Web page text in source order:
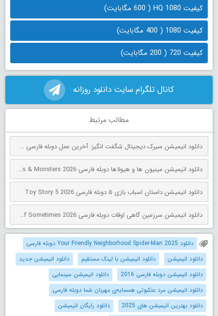
کیفیت 1080 HQ ( 600 مگابایت)
کیفیت 1080 ( 400 مگابایت)
کیفیت 720 ( 200 مگابایت)
کانال تلگرام سایت دانلود روزانه
مطالب مرتبط
دانلود انیمیشن سیرک دیجیتال شگفت انگیز: آخرین عمل دوبله فارسی The Amazing Digital Circus: The Last Act 2026
دانلود انیمیشن مینیون‌ ها و هیولاها دوبله فارسی Minions & Monsters 2026
دانلود انیمیشن داستان اسباب بازی ۵ دوبله فارسی Toy Story 5 2026
دانلود انیمیشن سرزمین گاهی اوقات دوبله فارسی The Land of Sometimes 2026
دانلود Your Friendly Neighborhood Spider-Man 2025 دوبله فارسی
دانلود انیمیشن
دانلود انیمیشن با لینک مستقیم
دانلود انیمیشن جدید
دانلود انیمیشن دوبله فارسی 2016
دانلود انیمیشن سینمایی
دانلود انیمیشن مرد عنکبوتی همسایه‌ی مهربان شما دوبله فارسی
دانلود بهترین انیمیشن های 2025
دانلود رایگان انیمیشن